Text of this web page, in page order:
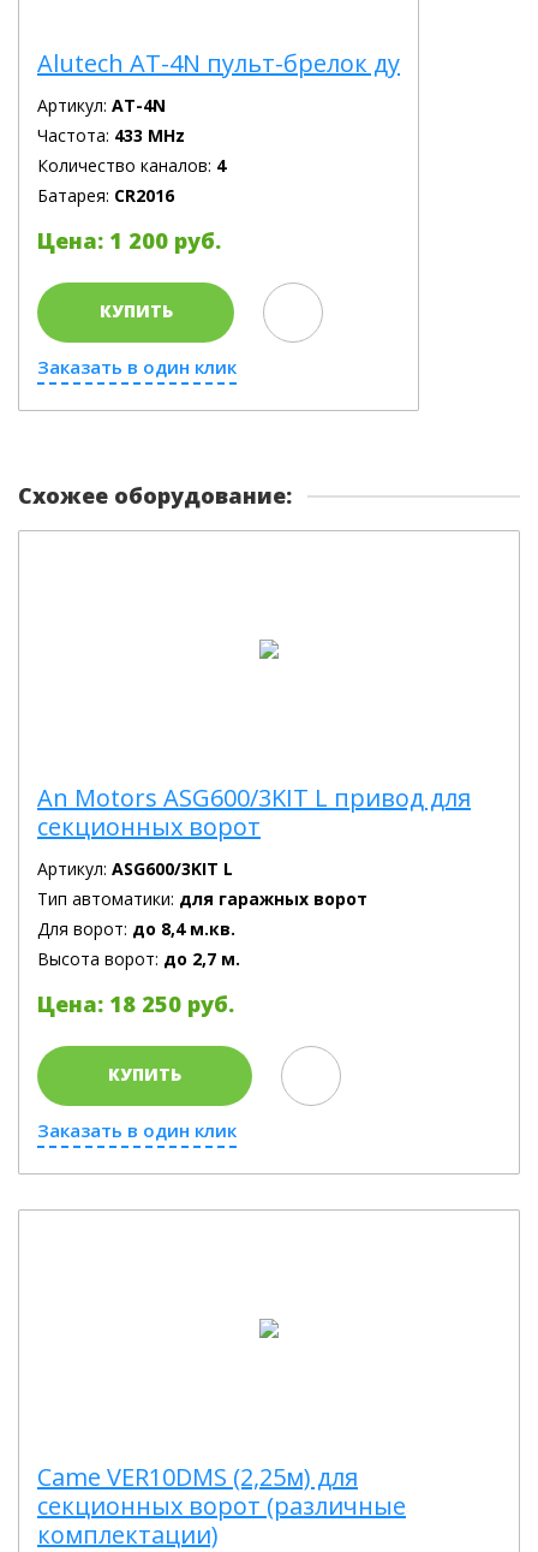
Alutech AT-4N пульт-брелок ду
Артикул: AT-4N
Частота: 433 MHz
Количество каналов: 4
Батарея: CR2016
Цена: 1 200 руб.
КУПИТЬ
Заказать в один клик
Схожее оборудование:
An Motors ASG600/3KIT L привод для
секционных ворот
Артикул: ASG600/3KIT L
Тип автоматики: для гаражных ворот
Для ворот: до 8,4 м.кв.
Высота ворот: до 2,7 м.
Цена: 18 250 руб.
КУПИТЬ
Заказать в один клик
Came VER10DMS (2,25м) для
секционных ворот (различные
комплектации)